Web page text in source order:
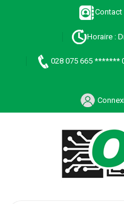
Contact
Horaire :
028 075 665 *******